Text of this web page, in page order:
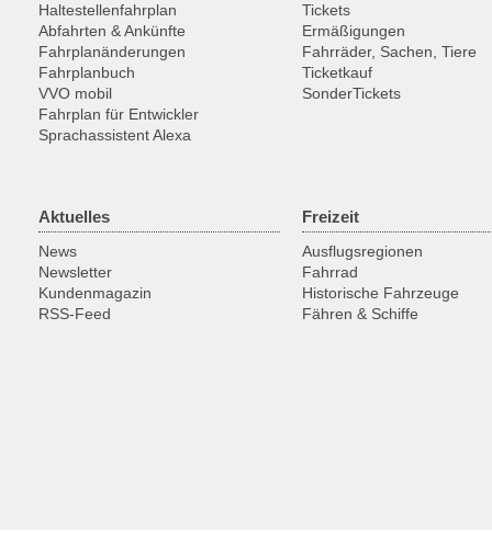
Haltestellenfahrplan
Abfahrten & Ankünfte
Fahrplanänderungen
Fahrplanbuch
VVO mobil
Fahrplan für Entwickler
Sprachassistent Alexa
Tickets
Ermäßigungen
Fahrräder, Sachen, Tiere
Ticketkauf
SonderTickets
Aktuelles
News
Newsletter
Kundenmagazin
RSS-Feed
Freizeit
Ausflugsregionen
Fahrrad
Historische Fahrzeuge
Fähren & Schiffe